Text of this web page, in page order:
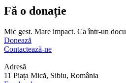
Fă o donație
Mic gest. Mare impact. Ca într-un
Donează
Contactează-ne
Adresă
11 Piața Mică, Sibiu, România